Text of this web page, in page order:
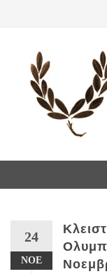
content
24
ΝΟΈ